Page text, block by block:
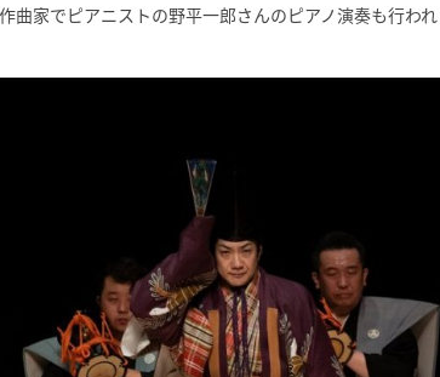
曲家でピアニストの野平一郎さんのピアノ演奏も行われ